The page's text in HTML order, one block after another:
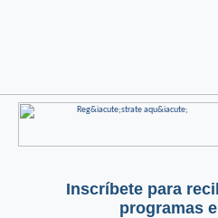
Inscríbete para
programas